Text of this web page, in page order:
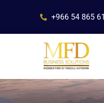
content
+966 54 865